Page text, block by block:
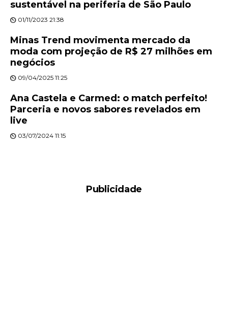
sustentável na periferia de São Paulo
01/11/2023 21:38
Minas Trend movimenta mercado da
moda com projeção de R$ 27 milhões em
negócios
09/04/2025 11:25
Ana Castela e Carmed: o match perfeito!
Parceria e novos sabores revelados em
live
03/07/2024 11:15
Publicidade